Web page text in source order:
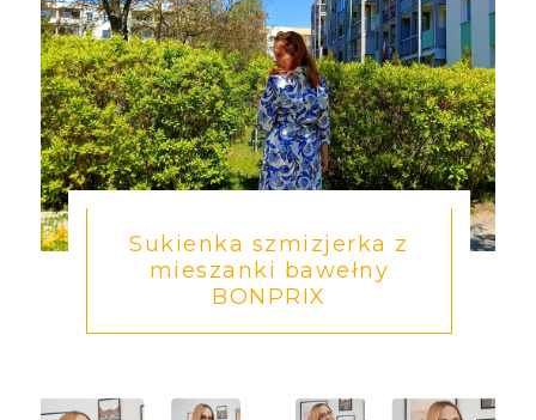
Sukienka szmizjerka z
mieszanki bawełny
BONPRIX